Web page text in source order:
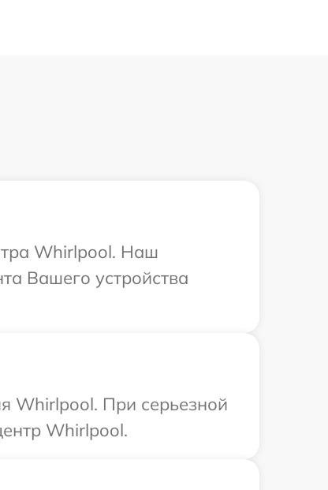
Whirlpool. Наш
Вашего устройства
Whirlpool. При серьезной
Whirlpool.